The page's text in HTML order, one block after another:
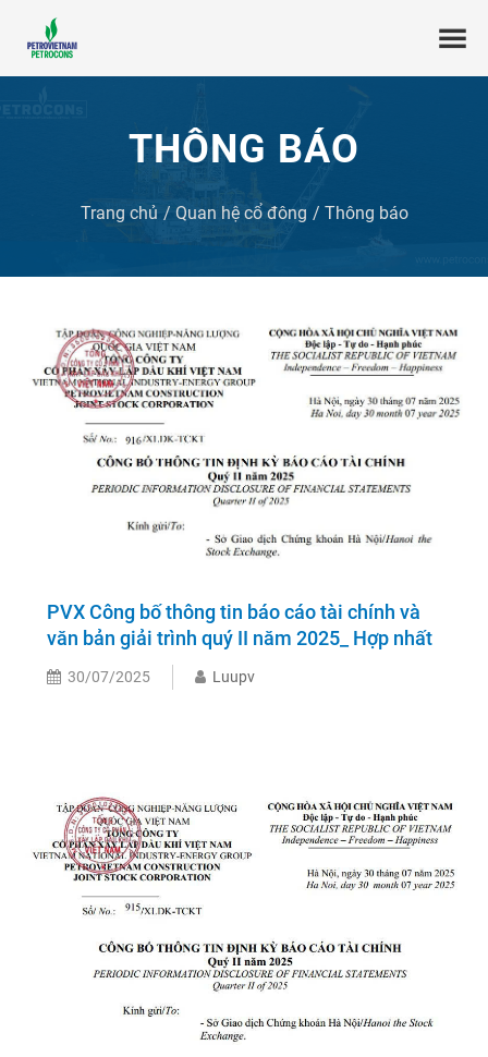
THÔNG BÁO
Trang chủ Quan hệ cổ đông Thông báo
PVX Công bố thông tin báo cáo tài chính và
văn bản giải trình quý II năm 2025_ Hợp nhất
30/07/2025 Luupv